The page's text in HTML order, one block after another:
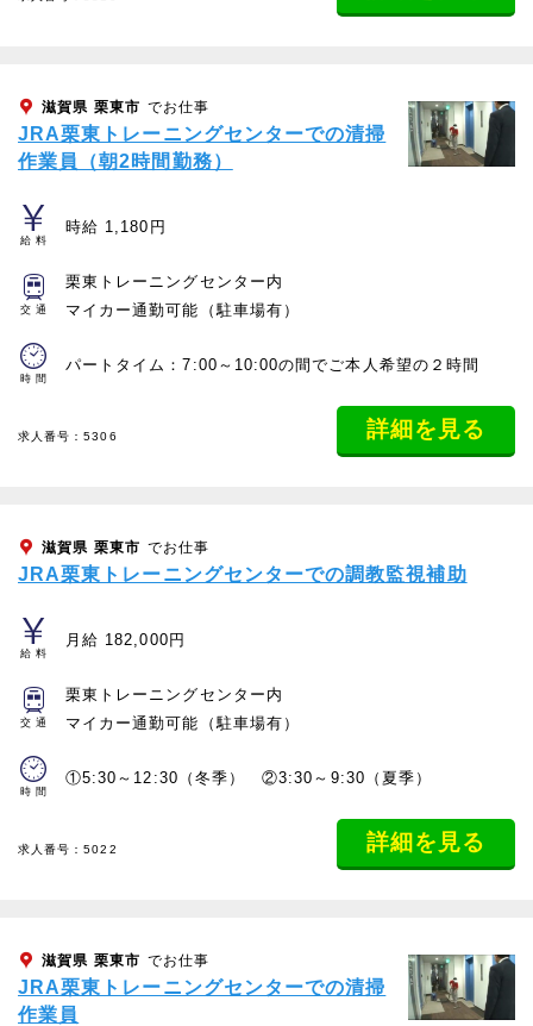
滋賀県 栗東市 でお仕事
JRA栗東トレーニングセンターでの清掃
作業員（朝2時間勤務）
給料
時給 1,180円
交通
栗東トレーニングセンター内
マイカー通勤可能（駐車場有）
時間
パートタイム：7:00～10:00の間でご本人希望の２時間
求人番号：5306 詳細を見る
滋賀県 栗東市 でお仕事
JRA栗東トレーニングセンターでの調教監視補助
給料
月給 182,000円
交通
栗東トレーニングセンター内
マイカー通勤可能（駐車場有）
時間
①5:30～12:30（冬季） ②3:30～9:30（夏季）
求人番号：5022 詳細を見る
滋賀県 栗東市 でお仕事
JRA栗東トレーニングセンターでの清掃
作業員